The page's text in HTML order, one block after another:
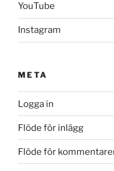
YouTube
Instagram
META
Logga in
Flöde för inlägg
Flöde för